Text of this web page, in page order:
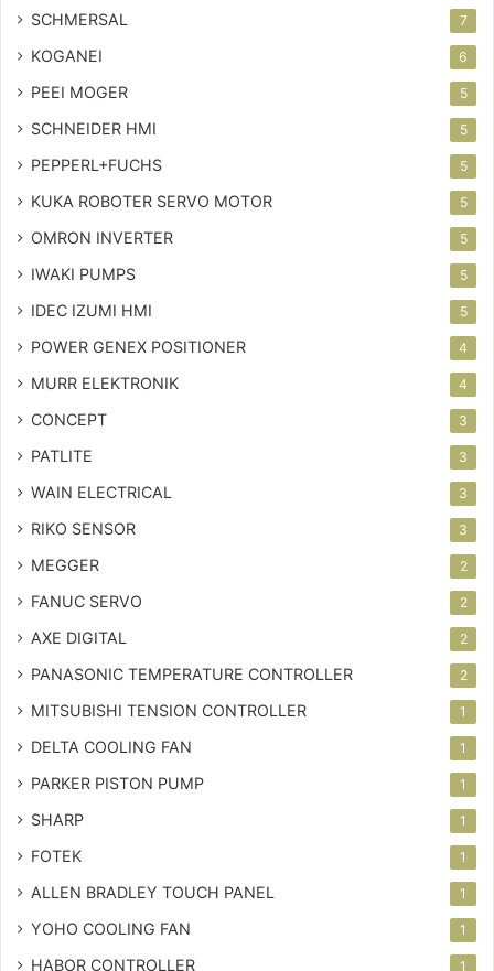
SCHMERSAL 7
KOGANEI 6
PEEI MOGER 5
SCHNEIDER HMI 5
PEPPERL+FUCHS 5
KUKA ROBOTER SERVO MOTOR 5
OMRON INVERTER 5
IWAKI PUMPS 5
IDEC IZUMI HMI 5
POWER GENEX POSITIONER 4
MURR ELEKTRONIK 4
CONCEPT 3
PATLITE 3
WAIN ELECTRICAL 3
RIKO SENSOR 3
MEGGER 2
FANUC SERVO 2
AXE DIGITAL 2
PANASONIC TEMPERATURE CONTROLLER 2
MITSUBISHI TENSION CONTROLLER 1
DELTA COOLING FAN 1
PARKER PISTON PUMP 1
SHARP 1
FOTEK 1
ALLEN BRADLEY TOUCH PANEL 1
YOHO COOLING FAN 1
HABOR CONTROLLER 1